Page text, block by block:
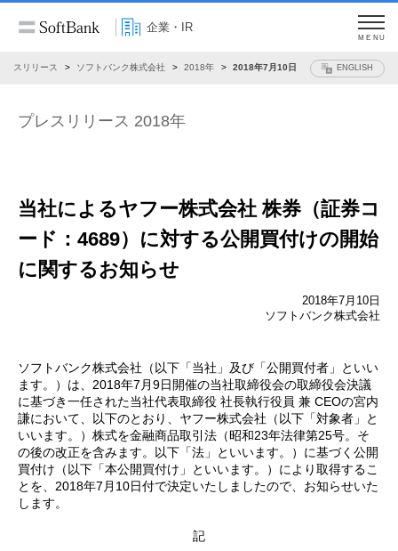
企業・IR
MENU
レスリリース ソフトバンク株式会社 2018年 2018年7月10日 ENGLISH
プレスリリース 2018年
当社によるヤフー株式会社 株券（証券コ
ード：4689）に対する公開買付けの開始
に関するお知らせ
2018年7月10日
ソフトバンク株式会社
ソフトバンク株式会社（以下「当社」及び「公開買付者」といい
ます。）は、2018年7月9日開催の当社取締役会の取締役会決議
に基づき一任された当社代表取締役 社長執行役員 兼 CEOの宮内
謙において、以下のとおり、ヤフー株式会社（以下「対象者」と
いいます。）株式を金融商品取引法（昭和23年法律第25号。そ
の後の改正を含みます。以下「法」といいます。）に基づく公開
買付け（以下「本公開買付け」といいます。）により取得するこ
とを、2018年7月10日付で決定いたしましたので、お知らせいた
します。
記